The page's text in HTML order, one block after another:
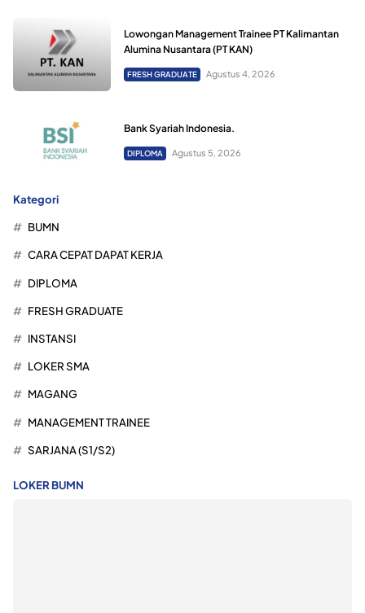
Lowongan Management Trainee PT Kalimantan
Alumina Nusantara (PT KAN)
FRESH GRADUATE Agustus 4, 2026
Bank Syariah Indonesia.
DIPLOMA Agustus 5, 2026
Kategori
BUMN
CARA CEPAT DAPAT KERJA
DIPLOMA
FRESH GRADUATE
INSTANSI
LOKER SMA
MAGANG
MANAGEMENT TRAINEE
SARJANA (S1/S2)
LOKER BUMN